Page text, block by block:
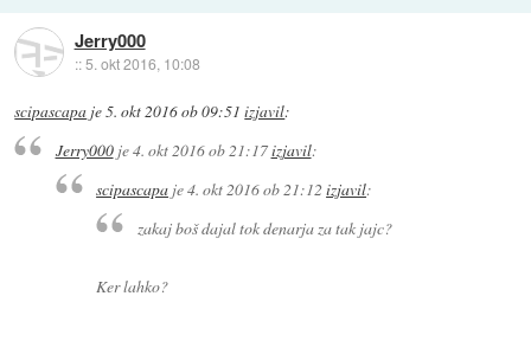
Jerry000
::5. okt 2016, 10:08
scipascapa je5. okt 2016 ob 09:51 izjavil:
Jerry000je4. okt 2016 ob 21:17izjavil:
scipascapa je4. okt 2016 ob 21:12izjavil:
zakaj boš dajal tok denarja za tak jajc?
Ker lahko?